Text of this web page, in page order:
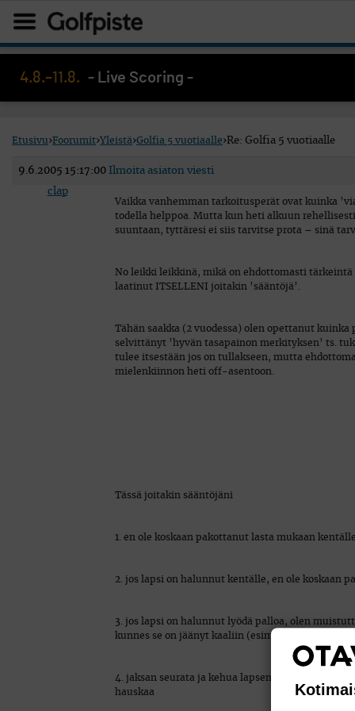
4.8.–11.8. - Live Scoring -
Etusivu›Foorumit›Yleistä›Golfia 5 vuotiaalle›Re: Golfia 5 vuotiaalle
9.6.2005 15:17:00 Ilmoita asiaton viesti
clap
Vaikka vanhemman tarkoitusperät ovat kuinka
todella helppoa. Mutta kun heti alkuun
suuntaan, tyttäresi ei siis tarvitse prota – sinä
No leikki leikkinä, mikä on ehdottomasti tärkeintä
laatinut ITSELLENI joitakin ’sääntöjä’.
Tähän saakka (2 vuodessa) olen opettanut
selvittänyt ’hyvän tasapainon merkityksen’ ts.
tulee itsestään jos on tullakseen, mutta
mielenkiinnon heti off-asentoon.
Tässä joitakin sääntöjäni
1. en ole koskaan pakottanut lasta mukaan kentälle
2. jos lapsi on halunnut kentälle, en ole koskaan
3. jos lapsi on halunnut lyödä palloa, olen
kunnes se on jäänyt kaaliin (esim. käsien
4. jaksan seurata ja kehua lapsen ’onnistuneita’
hauskaa